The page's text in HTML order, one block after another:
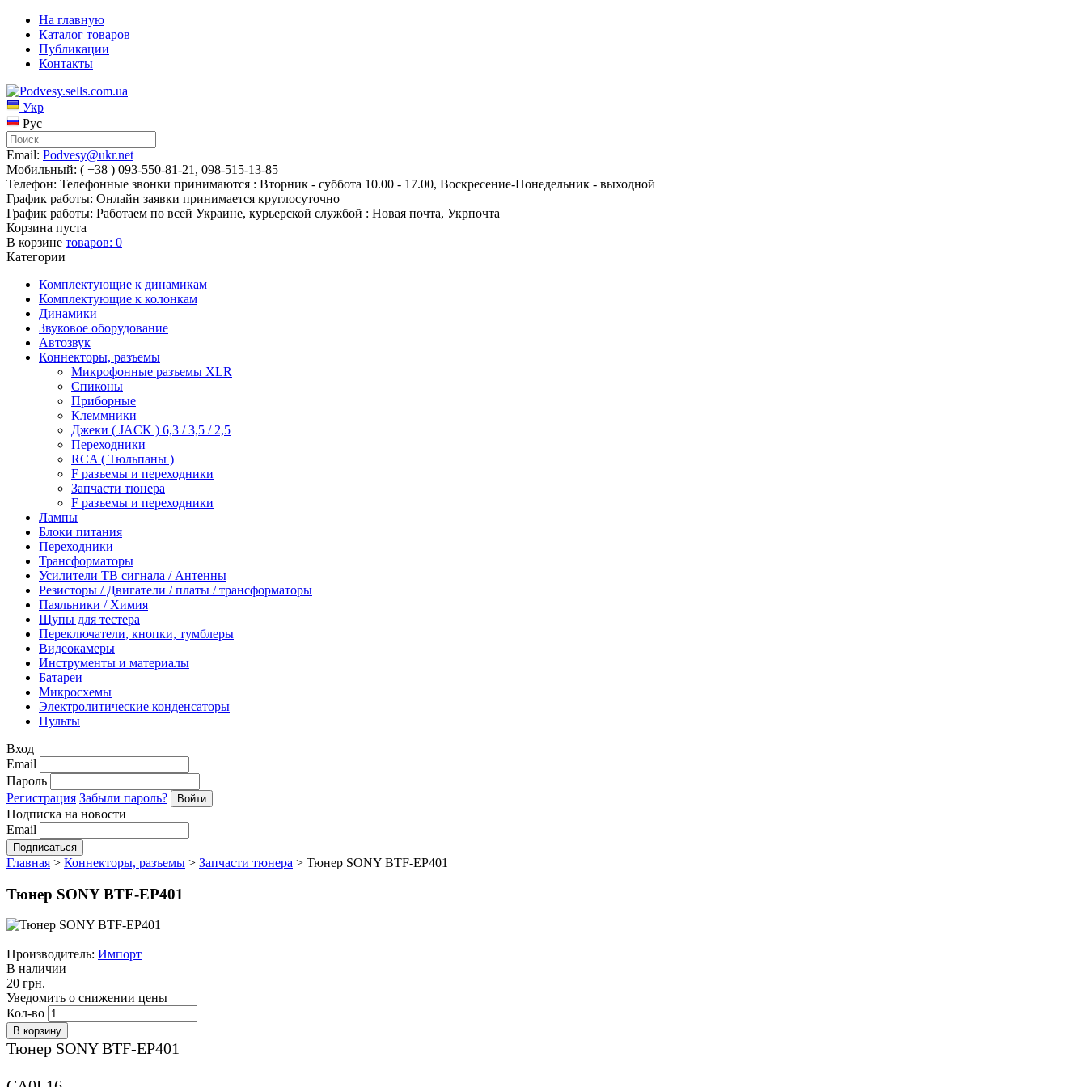
На главную
Каталог товаров
Публикации
Контакты
Укр
Рус
Email: Podvesy@ukr.net
Мобильный: ( +38 ) 093-550-81-21, 098-515-13-85
Телефон: Телефонные звонки принимаются : Вторник - суббота 10.00 - 17.00, Воскресение-Понедельник - выходной
График работы: Онлайн заявки принимается круглосуточно
График работы: Работаем по всей Украине, курьерской службой : Новая почта, Укрпочта
Корзина пуста
В корзине товаров: 0
Категории
Комплектующие к динамикам
Комплектующие к колонкам
Динамики
Звуковое оборудование
Автозвук
Коннекторы, разъемы
Микрофонные разъемы XLR
Спиконы
Приборные
Клеммники
Джеки ( JACK ) 6,3 / 3,5 / 2,5
Переходники
RCA ( Тюльпаны )
F разъемы и переходники
Запчасти тюнера
F разъемы и переходники
Лампы
Блоки питания
Переходники
Трансформаторы
Усилители ТВ сигнала / Антенны
Резисторы / Двигатели / платы / трансформаторы
Паяльники / Химия
Щупы для тестера
Переключатели, кнопки, тумблеры
Видеокамеры
Инструменты и материалы
Батареи
Микросхемы
Электролитические конденсаторы
Пульты
Вход
Email
Пароль
Регистрация Забыли пароль?
Подписка на новости
Email
Главная > Коннекторы, разъемы > Запчасти тюнера > Тюнер SONY BTF-EP401
Тюнер SONY BTF-EP401
Производитель: Импорт
В наличии
20 грн.
Уведомить о снижении цены
Кол-во
Тюнер SONY BTF-EP401